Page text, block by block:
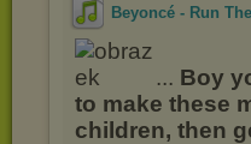
Beyoncé - Run
... Boy
to make these
children, then